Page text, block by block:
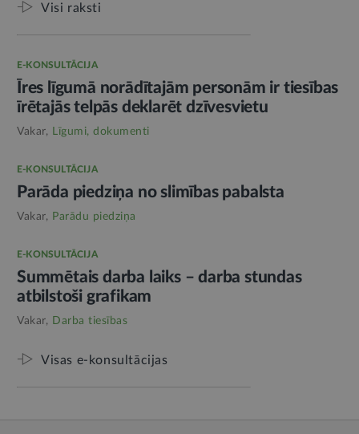
Visi raksti
E-KONSULTĀCIJA
Īres līgumā norādītajām personām ir tiesības
īrētajās telpās deklarēt dzīvesvietu
Vakar, Līgumi, dokumenti
E-KONSULTĀCIJA
Parāda piedziņa no slimības pabalsta
Vakar, Parādu piedziņa
E-KONSULTĀCIJA
Summētais darba laiks – darba stundas
atbilstoši grafikam
Vakar, Darba tiesības
Visas e-konsultācijas